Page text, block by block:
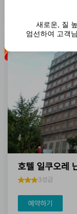
새로운, 질
엄선하여 고객
호텔 일쿠오레
3성급
예약하기